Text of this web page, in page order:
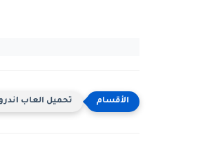
تحميل العاب